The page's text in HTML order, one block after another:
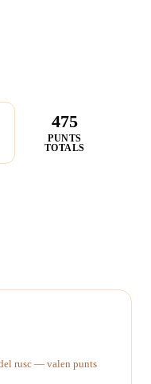
475
PUNTS
TOTALS
rusc — valen punts